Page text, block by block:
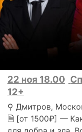
22 ноя 18.00
12+
⚲ Дмитров,
🗎 [от 1500₽] —